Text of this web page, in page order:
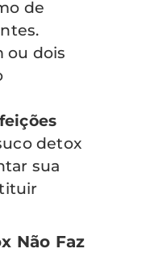
de
ou dois
detox
sua
Não Faz